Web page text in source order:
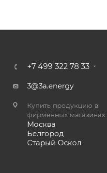
+7 499 322 78 33
3@3a.energy
Купить продукцию в
фирменных магазинах:
Москва
Белгород
Старый Оскол